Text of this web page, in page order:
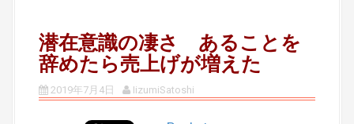
潜在意識の凄さ あることを
辞めたら売上げが増えた
2019年7月4日 IizumiSatoshi